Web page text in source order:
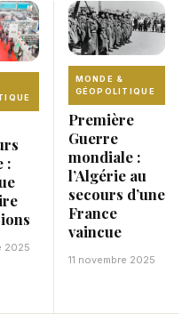
:
2025
MONDE &
GÉOPOLITIQUE
Première
Guerre
mondiale :
l’Algérie au
secours d’une
France
vaincue
11 novembre 2025